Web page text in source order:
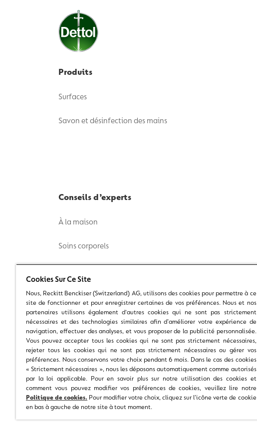
Produits
Surfaces
Savon et désinfection des mains
Conseils d’experts
À la maison
Soins corporels
Germes, bactéries & virus
© 2025 Reckitt Benckiser – tous droits réservés.
Cookies Sur Ce Site
Nous, Reckitt Benckiser (Switzerland) AG, utilisons des cookies pour permettre à ce
site de fonctionner et pour enregistrer certaines de vos préférences. Nous et nos
partenaires utilisons également d'autres cookies qui ne sont pas strictement
nécessaires et des technologies similaires afin d’améliorer votre expérience de
navigation, effectuer des analyses, et vous proposer de la publicité personnalisée.
Vous pouvez accepter tous les cookies qui ne sont pas strictement nécessaires,
rejeter tous les cookies qui ne sont pas strictement nécessaires ou gérer vos
préférences. Nous conservons votre choix pendant 6 mois. Dans le cas des cookies
« Strictement nécessaires », nous les déposons automatiquement comme autorisés
par la loi applicable. Pour en savoir plus sur notre utilisation des cookies et
comment vous pouvez modifier vos préférences de cookies, veuillez lire notre
Politique de cookies. Pour modifier votre choix, cliquez sur l’icône verte de cookie
en bas à gauche de notre site à tout moment.